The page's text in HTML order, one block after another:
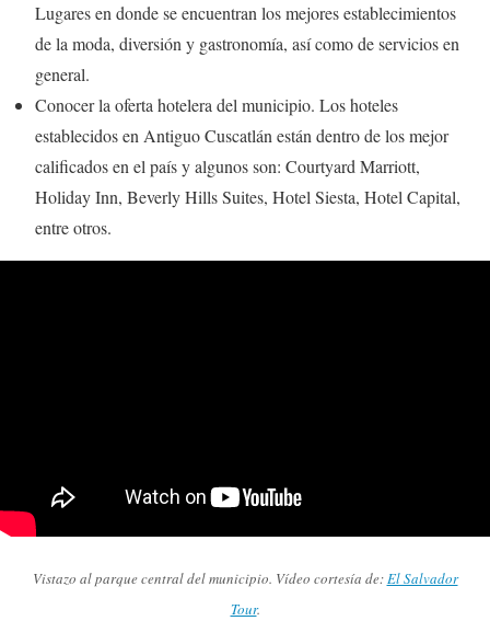
Lugares en donde se encuentran los mejores establecimientos
de la moda, diversión y gastronomía, así como de servicios en
general.
Conocer la oferta hotelera del municipio. Los hoteles
establecidos en Antiguo Cuscatlán están dentro de los mejor
calificados en el país y algunos son: Courtyard Marriott,
Holiday Inn, Beverly Hills Suites, Hotel Siesta, Hotel Capital,
entre otros.
Vistazo al parque central del municipio. Vídeo cortesía de:El Salvador
Tour.